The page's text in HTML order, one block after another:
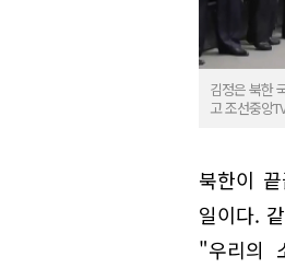
김정은 북한
고 조선중앙
북한이
일이다.
"우리의